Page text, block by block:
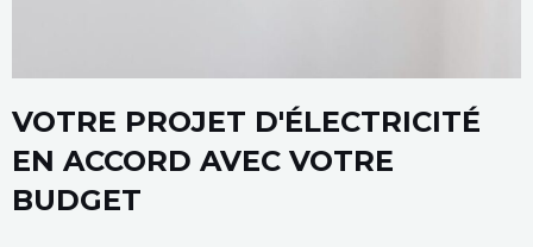
VOTRE PROJET D'ÉLECTRICITÉ
EN ACCORD AVEC VOTRE
BUDGET